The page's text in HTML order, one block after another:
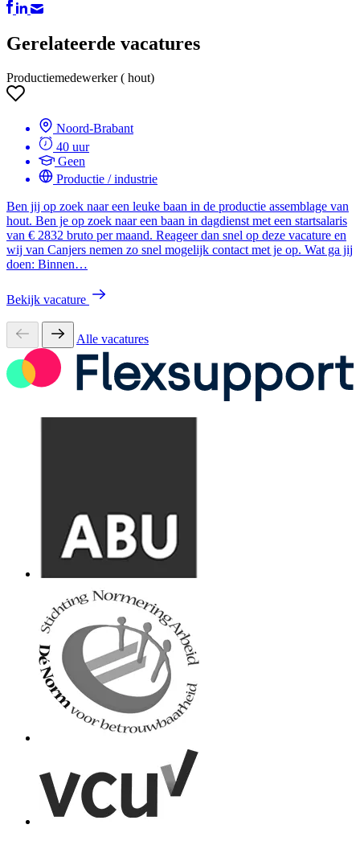
Gerelateerde vacatures
Productiemedewerker ( hout)
Noord-Brabant
40 uur
Geen
Productie / industrie
Ben jij op zoek naar een leuke baan in de productie assemblage van
hout. Ben je op zoek naar een baan in dagdienst met een startsalaris
van € 2832 bruto per maand. Reageer dan snel op deze vacature en
wij van Canjers nemen zo snel mogelijk contact met je op. Wat ga jij
doen: Binnen…
Bekijk vacature
Alle vacatures